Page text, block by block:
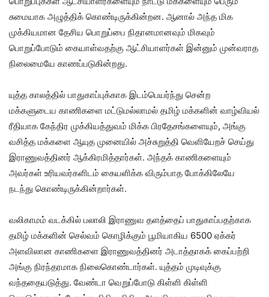
சுமையாக அழுத்திக் கொண்டிருக்கின்றன. ஆனால் அந்த மிக
முக்கியமான தேசிய பொறுப்பை நிதானமானவும் மிகவும்
பொறுப்போடும் கையாள்வதற்கு ஆட்சியாளர்கள் இன்னும் முன்வராத
நிலைமையே காணப்படுகின்றது.
யுத்த காலத்தில் பாதுகாப்புக்காக இடம்பெயர்ந்து சென்ற
மக்களுடைய காணிகளை மட்டுமல்லாமல் தமிழ் மக்களின் வாழ்வியல்
ரீதியாக கேந்திர முக்கியத்துவம் மிக்க பிரதேசங்களையும், அங்கு
வசித்த மக்களை ஆயுத முனையில் அச்சுறுத்தி வெளியேறச் செய்து
இராணுவத்தினர் ஆக்கிரமித்தார்கள். அந்தக் காணிகளையும்
அவர்கள் உரியவர்களிடம் கையளிக்க விரும்பாத போக்கிலேயே
நடந்து கொண்டிருக்கின்றார்கள்.
வலிகாமம் வடக்கில் பலாலி இராணுவ தளத்தைப் பாதுகாப்பதற்காக
தமிழ் மக்களின் செல்வம் கொழிக்கும் பூமியாகிய 6500 ஏக்கர்
அளவிலான காணிகளை இராணுவத்தினர் அடாத்தாகக் கைப்பற்றி
அங்கு நிரந்தரமாக நிலைகொண்டார்கள். யுத்தம் முடிவுக்கு
வந்ததையடுத்து. வேண்டா வெறுப்போடு கிள்ளி கிள்ளி